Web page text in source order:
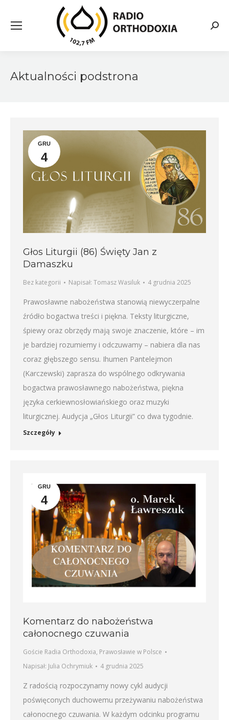
Aktualności podstrona
GRU
4
Głos Liturgii (86) Święty Jan z
Damaszku
Bez kategorii Napisał: Tomasz Wasiluk 4 grudnia 2025
Prawosławne nabożeństwa stanowią niewyczerpalne
źródło bogactwa treści i piękna. Teksty liturgiczne,
śpiewy oraz obrzędy mają swoje znaczenie, które – im
je bardziej rozumiemy i odczuwamy – nabiera dla nas
coraz głębszego sensu. Ihumen Pantelejmon
(Karczewski) zaprasza do wspólnego odkrywania
bogactwa prawosławnego nabożeństwa, piękna
języka cerkiewnosłowiańskiego oraz muzyki
liturgicznej. Audycja „Głos Liturgii” co dwa tygodnie.
Szczegóły
GRU
4
Komentarz do nabożeństwa
całonocnego czuwania
Goście Radia Orthodoxia, Prawosławie w Polsce
Napisał: Julia Ochrymiuk 4 grudnia 2025
Z radością rozpoczynamy nowy cykl audycji
poświęconych duchowemu przeżywaniu nabożeństwa
całonocnego czuwania. W każdym odcinku programu